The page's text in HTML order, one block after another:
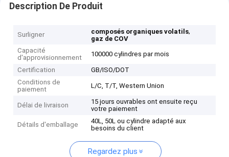
Description De Produit
Surligner composés organiques volatils,
gaz de COV
Capacité
d'approvisionnement
100000 cylindres par mois
Certification
GB/ISO/DOT
Conditions de
paiement
L/C, T/T, Western Union
Délai de livraison
15 jours ouvrables ont ensuite reçu
votre paiement
Détails d'emballage
40L, 50L ou cylindre adapté aux
besoins du client
Regardez plus